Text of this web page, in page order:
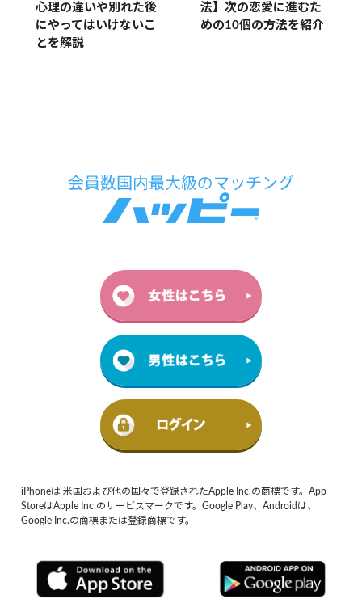
心理の違いや別れた後
にやってはいけないこ
とを解説
法】次の恋愛に進むた
めの10個の方法を紹介
iPhoneは 米国および他の国々で登録されたApple Inc.の商標です。App
StoreはApple Inc.のサービスマークです。Google Play、Androidは、
Google Inc.の商標または登録商標です。